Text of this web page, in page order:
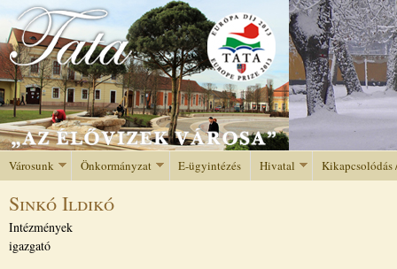
Jump to navigation
Városunk Önkormányzat E-ügyintézés Hivatal Kikapcsolódás
Sinkó Ildikó
Intézmények
igazgató